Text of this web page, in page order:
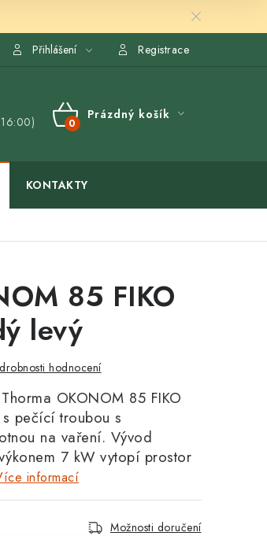
Přihlášení Registrace
NÁKUPNÍ
Prázdný košík
KONTAKTY
85 FIKO
levý
hodnocení
OKONOM 85 FIKO
pečící troubou s
na vaření. Vývod
7 kW vytopí prostor
informací
Možnosti doručení